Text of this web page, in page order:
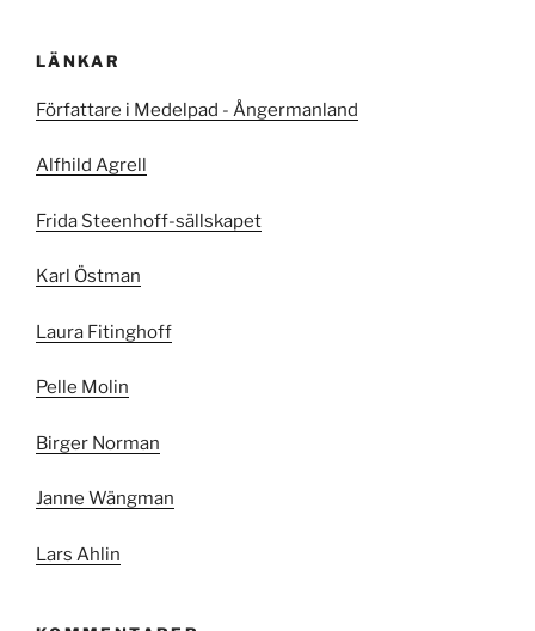
LÄNKAR
Författare i Medelpad - Ångermanland
Alfhild Agrell
Frida Steenhoff-sällskapet
Karl Östman
Laura Fitinghoff
Pelle Molin
Birger Norman
Janne Wängman
Lars Ahlin